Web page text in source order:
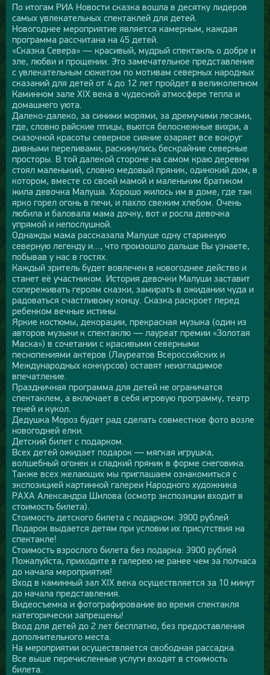
По итогам РИА Новости сказка вошла в десятку лидеров
самых увлекательных спектаклей для детей.
Новогоднее мероприятие является камерным, каждая
программа рассчитана на 45 детей.
«Сказка Севера» — красивый, мудрый спектакль о добре и
зле, любви и прощении. Это замечательное представление
с увлекательным сюжетом по мотивам северных народных
сказаний для детей от 4 до 12 лет пройдет в великолепном
Каминном зале XIX века в чудесной атмосфере тепла и
домашнего уюта.
Далеко-далеко, за синими морями, за дремучими лесами,
где, словно райские птицы, вьются белоснежные вихри, а
сказочной красоты северное сияние озаряет все вокруг
дивными переливами, раскинулись бескрайние северные
просторы. В той далекой стороне на самом краю деревни
стоял маленький, словно медовый пряник, одинокий дом, в
котором, вместе со своей мамой и маленьким братиком
жила девочка Малуша. Хорошо жилось им в доме, где так
ярко горел огонь в печи, и пахло свежим хлебом. Очень
любила и баловала мама дочку, вот и росла девочка
упрямой и непослушной.
Однажды мама рассказала Малуше одну старинную
северную легенду и..., что произошло дальше Вы узнаете,
побывав у нас в гостях.
Каждый зритель будет вовлечен в новогоднее действо и
станет её участником. История девочки Малуши заставит
сопереживать героям сказки, замирать в ожидании чуда и
радоваться счастливому концу. Сказка раскроет перед
ребенком вечные истины.
Яркие костюмы, декорации, прекрасная музыка (один из
авторов музыки к спектаклю — лауреат премии «Золотая
Маска») в сочетании с красивыми северными
песнопениями актеров (Лауреатов Всероссийских и
Международных конкурсов) оставят неизгладимое
впечатление.
Праздничная программа для детей не ограничатся
спектаклем, а включает в себя игровую программу, театр
теней и кукол.
Дедушка Мороз будет рад сделать совместное фото возле
новогодней елки.
Детский билет с подарком.
Всех детей ожидает подарок — мягкая игрушка,
волшебный огонек и сладкий пряник в форме снеговика.
Также всех желающих мы приглашаем ознакомиться с
экспозицией картинной галереи Народного художника
РАХА Александра Шилова (осмотр экспозиции входит в
стоимость билета).
Стоимость детского билета с подарком: 3900 рублей
Подарок выдается детям при условии их присутствия на
спектакле!
Стоимость взрослого билета без подарка: 3900 рублей
Пожалуйста, приходите в галерею не ранее чем за полчаса
до начала мероприятия!
Вход в каминный зал XIX века осуществляется за 10 минут
до начала представления.
Видеосъемка и фотографирование во время спектакля
категорически запрещены!
Вход для детей до 2 лет бесплатно, без предоставления
дополнительного места.
На мероприятии осуществляется свободная рассадка.
Все выше перечисленные услуги входят в стоимость
билета.